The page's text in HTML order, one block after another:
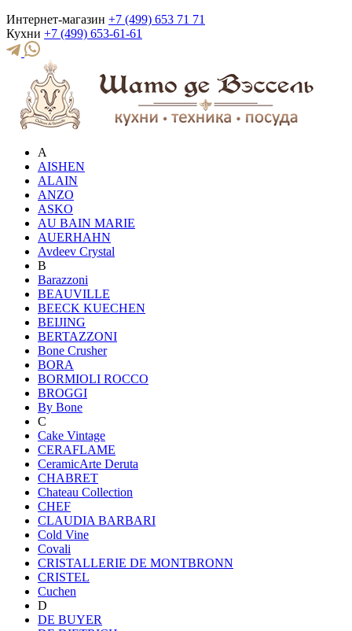
Интернет-магазин +7 (499) 653 71 71
Кухни +7 (499) 653-61-61
A
AISHEN
ALAIN
ANZO
ASKO
AU BAIN MARIE
AUERHAHN
Avdeev Crystal
B
Barazzoni
BEAUVILLE
BEECK KUECHEN
BEIJING
BERTAZZONI
Bone Crusher
BORA
BORMIOLI ROCCO
BROGGI
By Bone
C
Cake Vintage
CERAFLAME
CeramicArte Deruta
CHABRET
Chateau Collection
CHEF
CLAUDIA BARBARI
Cold Vine
Covali
CRISTALLERIE DE MONTBRONN
CRISTEL
Cuchen
D
DE BUYER